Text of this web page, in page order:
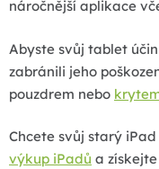
náročnější aplikace
Abyste svůj tablet
zabránili jeho
pouzdrem nebo
Chcete svůj starý
výkup iPadů a